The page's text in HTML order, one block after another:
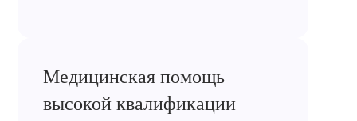
Медицинская помощь
высокой квалификации